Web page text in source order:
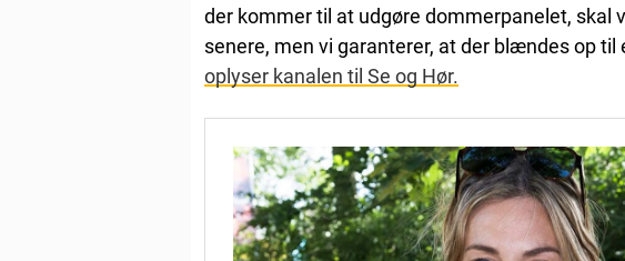
der kommer til at udgøre dommerpanelet, skal
senere, men vi garanterer, at der blændes op
oplyser kanalen til Se og Hør.